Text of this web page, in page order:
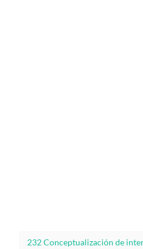
232 Conceptualización de